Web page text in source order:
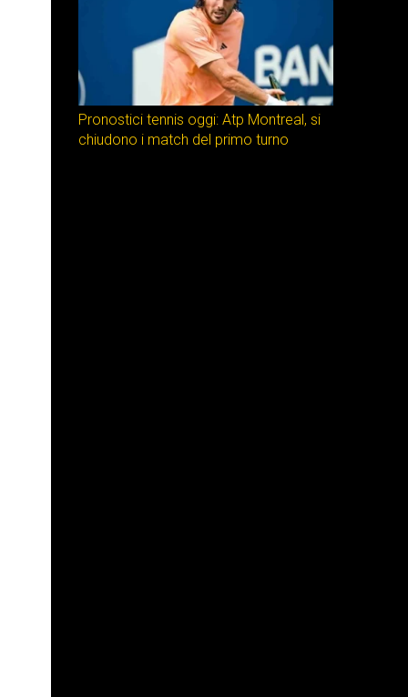
Pronostici tennis oggi: Atp Montreal, si
chiudono i match del primo turno